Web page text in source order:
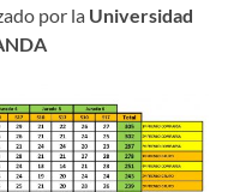
por la Universidad